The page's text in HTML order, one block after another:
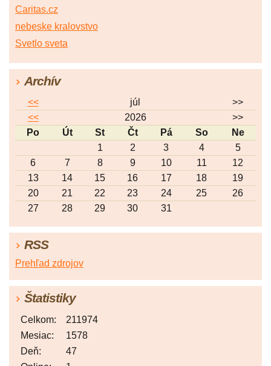
Caritas.cz
nebeske kralovstvo
Svetlo sveta
Archív
<< júl
>>
<<
2026
>>
Po
Út St Čt Pá So
Ne
1
2 3 4
5
6
7 8 9 10 11
12
13
14 15 16 17 18
19
20
21 22 23 24 25
26
27
28 29 30 31
RSS
Prehľad zdrojov
Štatistiky
Celkom:
211974
Mesiac:
1578
Deň:
47